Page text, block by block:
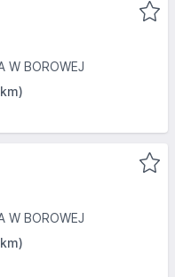
W BOROWEJ
W BOROWEJ